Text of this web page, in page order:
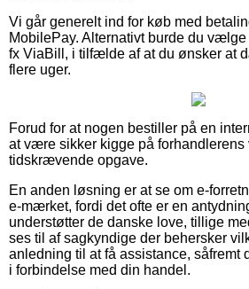
Vi går generelt ind for køb med
MobilePay. Alternativt burde du
fx ViaBill, i tilfælde af at du ønsker at
flere uger.
Forud for at nogen bestiller på en
at være sikker kigge på forhandlerens
tidskrævende opgave.
En anden løsning er at se om e-
e-mærket, fordi det ofte er en
understøtter de danske love, tillige
ses til af sagkyndige der behersker
anledning til at få assistance, såfremt
i forbindelse med din handel.